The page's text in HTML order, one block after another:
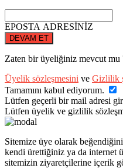
EPOSTA ADRESİNİZ
DEVAM ET
Zaten bir üyeliğiniz mevcut mu
Üyelik sözleşmesini ve Gizlilik
Tamamını kabul ediyorum.
Lütfen geçerli bir mail adresi
Lütfen üyelik ve gizlilik
Sitemize üye olarak
kendi ürettiğiniz ya da internet
sitemizin ziyaretçilerine içerik